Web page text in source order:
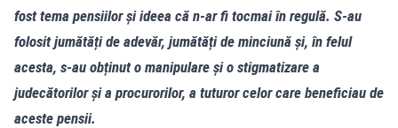
fost tema pensiilor și ideea că n-ar fi tocmai în regulă. S-au
folosit jumătăți de adevăr, jumătăți de minciună și, în felul
acesta, s-au obținut o manipulare și o stigmatizare a
judecătorilor și a procurorilor, a tuturor celor care beneficiau de
aceste pensii.